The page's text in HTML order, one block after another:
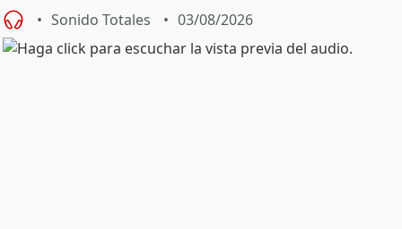
Sonido Totales 03/08/2026